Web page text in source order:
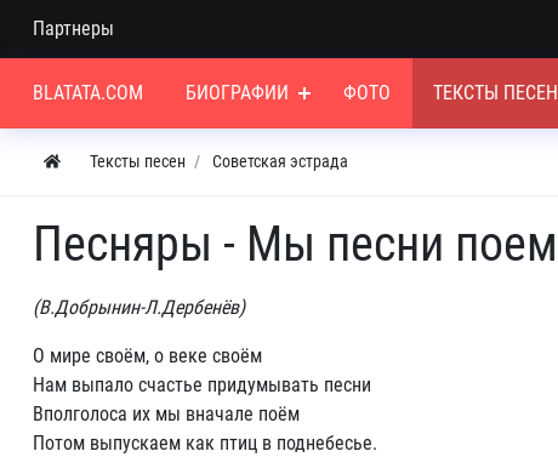
Партнеры
BLATATA.COM БИОГРАФИИ ФОТО ТЕКСТЫ ПЕСЕН
Тексты песен Советская эстрада
Песняры - Мы песни поем
(В.Добрынин-Л.Дербенёв)
О мире своём, о веке своём
Нам выпало счастье придумывать песни
Вполголоса их мы вначале поём
Потом выпускаем как птиц в поднебесье.